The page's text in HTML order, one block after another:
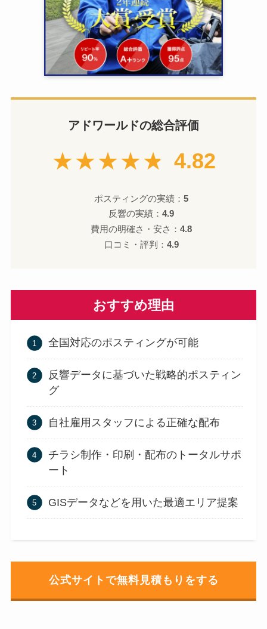
アドワールドの総合評価
★★★★★ 4.82
ポスティングの実績：5
反響の実績：4.9
費用の明確さ・安さ：4.8
口コミ・評判： 4.9
おすすめ理由
全国対応のポスティングが可能
反響データに基づいた戦略的ポスティン
グ
自社雇用スタッフによる正確な配布
チラシ制作・印刷・配布のトータルサポ
ート
GISデータなどを用いた最適エリア提案
公式サイトで無料見積もりをする